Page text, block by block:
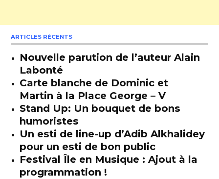
ARTICLES RÉCENTS
Nouvelle parution de l’auteur Alain
Labonté
Carte blanche de Dominic et
Martin à la Place George – V
Stand Up: Un bouquet de bons
humoristes
Un esti de line-up d’Adib Alkhalidey
pour un esti de bon public
Festival Île en Musique : Ajout à la
programmation !